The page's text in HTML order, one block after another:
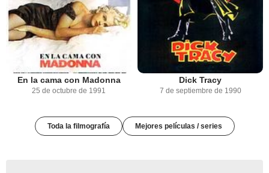
En la cama con Madonna
25 de octubre de 1991
Dick Tracy
7 de septiembre de 1990
Toda la filmografía Mejores películas / series